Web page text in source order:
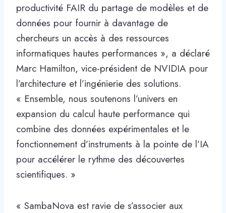
productivité FAIR du partage de modèles et de
données pour fournir à davantage de
chercheurs un accès à des ressources
informatiques hautes performances », a déclaré
Marc Hamilton, vice-président de NVIDIA pour
l’architecture et l’ingénierie des solutions.
« Ensemble, nous soutenons l’univers en
expansion du calcul haute performance qui
combine des données expérimentales et le
fonctionnement d’instruments à la pointe de l’IA
pour accélérer le rythme des découvertes
scientifiques. »
« SambaNova est ravie de s’associer aux